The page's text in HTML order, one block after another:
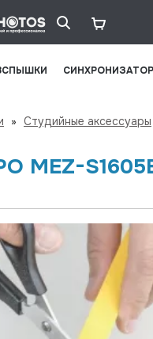
» Студийные аксессуары
MEZ-